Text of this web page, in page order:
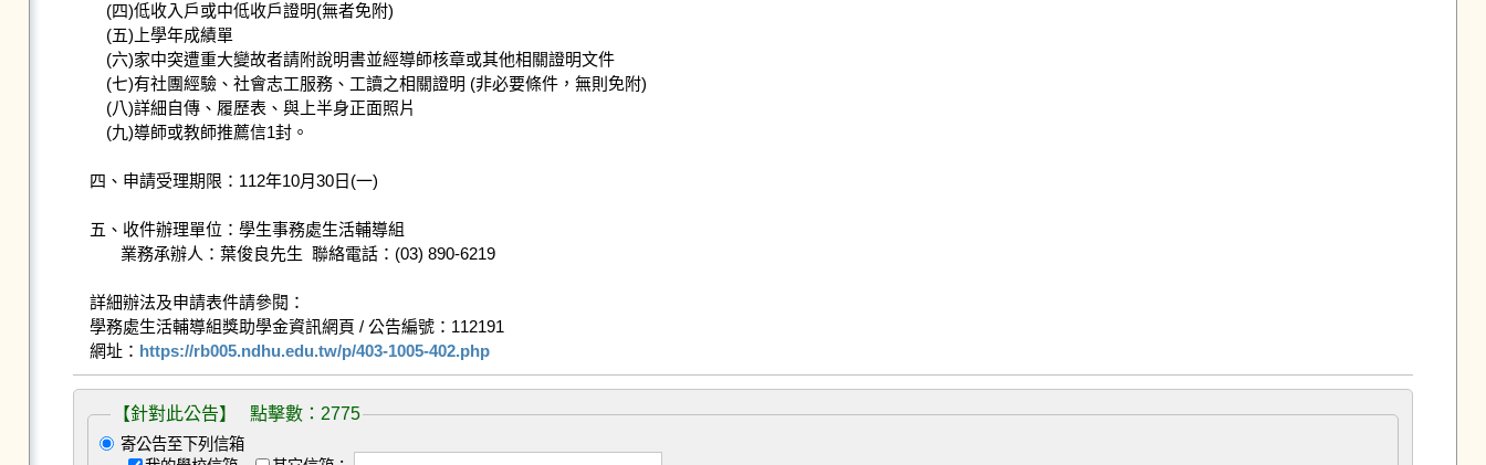
(四)低收入戶或中低收戶證明(無者免附)
(五)上學年成績單
(六)家中突遭重大變故者請附說明書並經導師核章或其他相關證明文件
(七)有社團經驗、社會志工服務、工讀之相關證明 (非必要條件，無則免附)
(八)詳細自傳、履歷表、與上半身正面照片
(九)導師或教師推薦信1封。
四、申請受理期限：112年10月30日(一)
五、收件辦理單位：學生事務處生活輔導組
詳細辦法及申請表件請參閱：
學務處生活輔導組獎助學金資訊網頁 / 公告編號：112191
網址： https://rb005.ndhu.edu.tw/p/403-1005-402.php
【針對此公告】 點擊數：2775
寄公告至下列信箱